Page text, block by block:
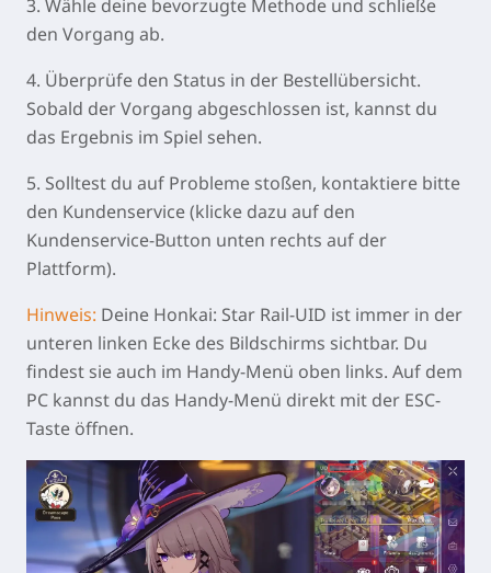
3. Wähle deine bevorzugte Methode und schließe
den Vorgang ab.
4. Überprüfe den Status in der Bestellübersicht.
Sobald der Vorgang abgeschlossen ist, kannst du
das Ergebnis im Spiel sehen.
5. Solltest du auf Probleme stoßen, kontaktiere bitte
den Kundenservice (klicke dazu auf den
Kundenservice-Button unten rechts auf der
Plattform).
Hinweis: Deine Honkai: Star Rail-UID ist immer in der
unteren linken Ecke des Bildschirms sichtbar. Du
findest sie auch im Handy-Menü oben links. Auf dem
PC kannst du das Handy-Menü direkt mit der ESC-
Taste öffnen.